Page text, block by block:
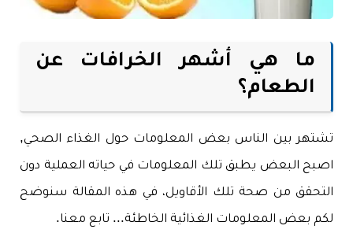
ما هي أشهر الخرافات عن
الطعام؟
تشتهر بين الناس بعض المعلومات حول الغذاء الصحي,
اصبح البعض يطبق تلك المعلومات في حياته العملية دون
التحقق من صحة تلك الأقاويل، في هذه المقالة سنوضح
لكم بعض المعلومات الغذائية الخاطئة... تابع معنا.